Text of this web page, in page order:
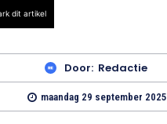
dit artikel
Door: Redactie
maandag 29 september 2025